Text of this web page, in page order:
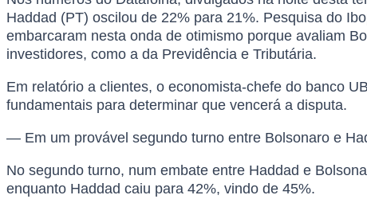
Haddad (PT) oscilou de 22% para 21%. Pesquisa do
embarcaram nesta onda de otimismo porque avaliam
investidores, como a da Previdência e Tributária.
Em relatório a clientes, o economista-chefe do banco
fundamentais para determinar que vencerá a disputa.
— Em um provável segundo turno entre Bolsonaro e
No segundo turno, num embate entre Haddad e
enquanto Haddad caiu para 42%, vindo de 45%.